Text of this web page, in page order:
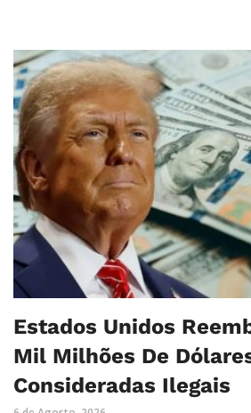
Estados Unidos
Mil Milhões De
Consideradas Ilegais